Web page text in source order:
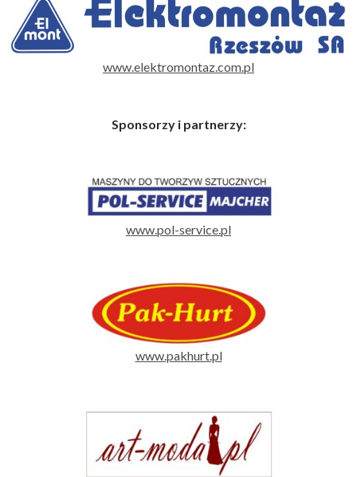
www.elektromontaz.com.pl
Sponsorzy i partnerzy:
www.pol-service.pl
www.pakhurt.pl